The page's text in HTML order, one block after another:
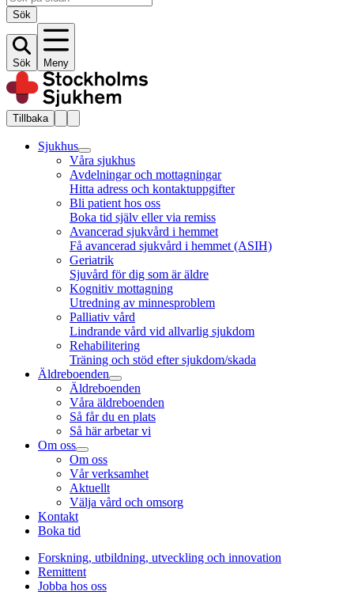
Sök
Sök Meny
Tillbaka
Sjukhus
Våra sjukhus
Avdelningar och mottagningar
Hitta adress och kontaktuppgifter
Bli patient hos oss
Boka tid själv eller via remiss
Avancerad sjukvård i hemmet
Få avancerad sjukvård i hemmet (ASIH)
Geriatrik
Sjuvård för dig som är äldre
Kognitiv mottagning
Utredning av minnesproblem
Palliativ vård
Lindrande vård vid allvarlig sjukdom
Rehabilitering
Träning och stöd efter sjukdom/skada
Äldreboenden
Äldreboenden
Våra äldreboenden
Så får du en plats
Så här arbetar vi
Om oss
Om oss
Vår verksamhet
Aktuellt
Välja vård och omsorg
Kontakt
Boka tid
Forskning, utbildning, utveckling och innovation
Remittent
Jobba hos oss